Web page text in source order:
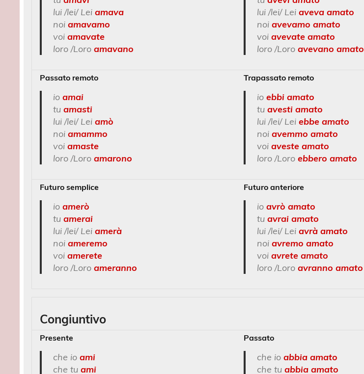
lui /lei/ Lei amava
noi amavamo
voi amavate
loro /Loro amavano
lui /lei/ Lei aveva amato
noi avevamo amato
voi avevate amato
loro /Loro avevano amato
Passato remoto
io amai
tu amasti
lui /lei/ Lei amò
noi amammo
voi amaste
loro /Loro amarono
Trapassato remoto
io ebbi amato
tu avesti amato
lui /lei/ Lei ebbe amato
noi avemmo amato
voi aveste amato
loro /Loro ebbero amato
Futuro semplice
io amerò
tu amerai
lui /lei/ Lei amerà
noi ameremo
voi amerete
loro /Loro ameranno
Futuro anteriore
io avrò amato
tu avrai amato
lui /lei/ Lei avrà amato
noi avremo amato
voi avrete amato
loro /Loro avranno amato
Congiuntivo
Presente
che io ami
che tu ami
Passato
che io abbia amato
che tu abbia amato